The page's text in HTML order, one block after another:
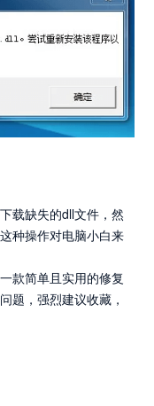
载缺失的dll文件，然
种操作对电脑小白来
款简单且实用的修复
题，强烈建议收藏，